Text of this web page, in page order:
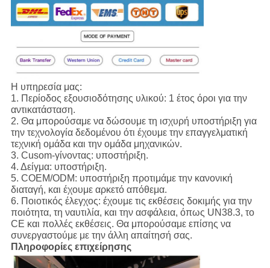
Η υπηρεσία μας:
1. Περίοδος εξουσιοδότησης υλικού: 1 έτος όροι για την
αντικατάσταση.
2. Θα μπορούσαμε να δώσουμε τη ισχυρή υποστήριξη για
την τεχνολογία δεδομένου ότι έχουμε την επαγγελματική
τεχνική ομάδα και την ομάδα μηχανικών.
3. Cusom-γίνοντας: υποστήριξη.
4. Δείγμα: υποστήριξη.
5. COEM/ODM: υποστήριξη προτιμάμε την κανονική
διαταγή, και έχουμε αρκετό απόθεμα.
6. Ποιοτικός έλεγχος: έχουμε τις εκθέσεις δοκιμής για την
ποιότητα, τη ναυτιλία, και την ασφάλεια, όπως UN38.3, το
CE και πολλές εκθέσεις. Θα μπορούσαμε επίσης να
συνεργαστούμε με την άλλη απαίτησή σας.
Πληροφορίες επιχείρησης